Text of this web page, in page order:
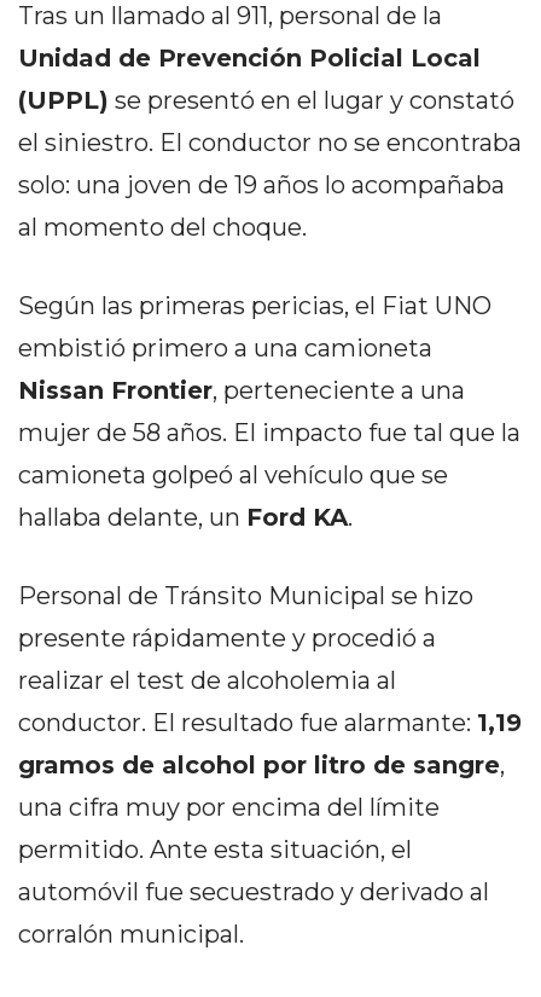
VENTA POR WHATSAPP
WHATSAPP: LA GUÍA
DEFINITIVA PARA
DELIVERIES
CÓMO ORGANIZAR LOS
POR WHATSAPP SIN QUE
SE TE PIERDA NINGUNO
Y
CONDICIONES
POLÍTICAS
PRIVACIDAD
MAPA
DEL
Tras un llamado al 911, personal de la
Unidad de Prevención Policial Local
(UPPL) se presentó en el lugar y constató
el siniestro. El conductor no se encontraba
solo: una joven de 19 años lo acompañaba
al momento del choque.
Según las primeras pericias, el Fiat UNO
embistió primero a una camioneta
Nissan Frontier, perteneciente a una
mujer de 58 años. El impacto fue tal que la
camioneta golpeó al vehículo que se
hallaba delante, un Ford KA.
Personal de Tránsito Municipal se hizo
presente rápidamente y procedió a
realizar el test de alcoholemia al
conductor. El resultado fue alarmante: 1,19
gramos de alcohol por litro de sangre,
una cifra muy por encima del límite
permitido. Ante esta situación, el
automóvil fue secuestrado y derivado al
corralón municipal.